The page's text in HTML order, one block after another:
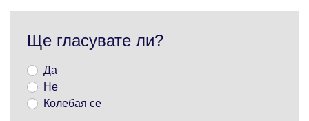
Ще гласувате ли?
Да
Не
Колебая се